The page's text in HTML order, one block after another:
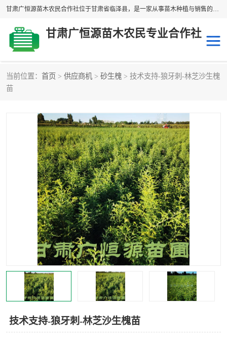
甘肃广恒源苗木农民合作社位于甘肃省临泽县，是一家从事苗木种植与销售的农民合作组织，合作社拥有苗木基地1500多亩，种植苗木品种40多个，年产各类苗木2000多万株。主营：白刺苗、红柳苗、梭梭苗等，我们以“种植一流的苗子，诚信经营”的经营理念，竭诚为每一位客户做优质的服务，欢迎来电咨询！
甘肃广恒源苗木农民专业合作社
当前位置： 首页 > 供应商机 > 砂生槐 > 技术支持-狼牙刺-林芝沙生槐
苗
技术支持-狼牙刺-林芝沙生槐苗
圆冠榆 柠条
白刺苗
沙枣树 红柳苗
沙棘苗 柽柳苗
砂生槐 四翅滨藜